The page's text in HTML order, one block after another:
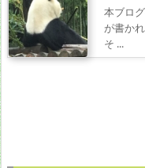
本ブロ
が書か
そ ...